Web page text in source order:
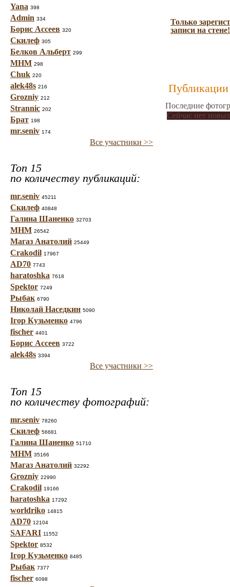
Yana 398
Admin 334
Борис Ассеев 320
Скилеф 305
Белков Альберт 299
МНМ 298
Chuk 220
alek48s 216
Grozniy 212
Strannic 202
Брат 198
mr.seniv 174
Все участники >>
Топ 15
по количеству публикаций:
mr.seniv 45211
Скилеф 40848
Галина Шаненко 32703
МНМ 26542
Магаз Анатолий 25449
Crakodil 17967
AD70 7743
haratoshka 7618
Spektor 7249
Рыбак 6790
Николай Наседкин 5090
Ігор Кузьменко 4796
fischer 4401
Борис Ассеев 3722
alek48s 3394
Все участники >>
Топ 15
по количеству фотографий:
mr.seniv 78260
Скилеф 56681
Галина Шаненко 51710
МНМ 35166
Магаз Анатолий 32292
Grozniy 22990
Crakodil 19166
haratoshka 17292
worldriko 14815
AD70 12104
SAFARI 11552
Spektor 8532
Ігор Кузьменко 8485
Рыбак 7377
fischer 6098
Только
записи на стене!
Публикации
Последние
Сейчас нет